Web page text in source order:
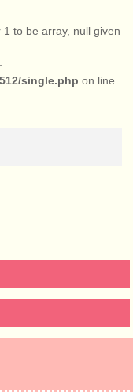
to be array, null given
single.php on line